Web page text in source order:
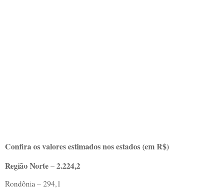
Confira os valores estimados nos estados (em R$)
Região Norte – 2.224,2
Rondônia – 294,1